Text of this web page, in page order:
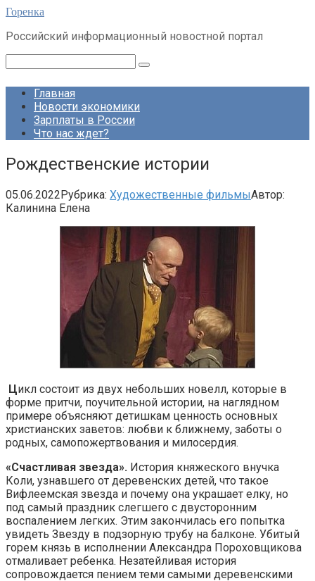
Перейти
контенту
Горенка
Российский информационный новостной портал
Главная
Новости экономики
Зарплаты в России
Что нас ждет?
Рождественские истории
05.06.2022Рубрика: Художественные фильмыАвтор:
Калинина Елена
Цикл состоит из двух небольших новелл, которые в
форме притчи, поучительной истории, на наглядном
примере объясняют детишкам ценность основных
христианских заветов: любви к ближнему, заботы о
родных, самопожертвования и милосердия.
«Счастливая звезда». История княжеского внучка
Коли, узнавшего от деревенских детей, что такое
Вифлеемская звезда и почему она украшает елку, но
под самый праздник слегшего с двусторонним
воспалением легких. Этим закончилась его попытка
увидеть Звезду в подзорную трубу на балконе. Убитый
горем князь в исполнении Александра Пороховщикова
отмаливает ребенка. Незатейливая история
сопровождается пением теми самыми деревенскими